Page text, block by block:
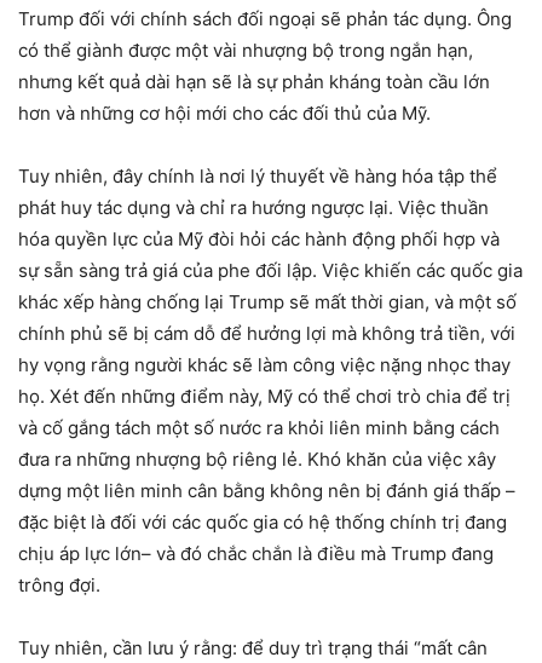
Trump đối với chính sách đối ngoại sẽ phản tác dụng. Ông
có thể giành được một vài nhượng bộ trong ngắn hạn,
nhưng kết quả dài hạn sẽ là sự phản kháng toàn cầu lớn
hơn và những cơ hội mới cho các đối thủ của Mỹ.
Tuy nhiên, đây chính là nơi lý thuyết về hàng hóa tập thể
phát huy tác dụng và chỉ ra hướng ngược lại. Việc thuần
hóa quyền lực của Mỹ đòi hỏi các hành động phối hợp và
sự sẵn sàng trả giá của phe đối lập. Việc khiến các quốc gia
khác xếp hàng chống lại Trump sẽ mất thời gian, và một số
chính phủ sẽ bị cám dỗ để hưởng lợi mà không trả tiền, với
hy vọng rằng người khác sẽ làm công việc nặng nhọc thay
họ. Xét đến những điểm này, Mỹ có thể chơi trò chia để trị
và cố gắng tách một số nước ra khỏi liên minh bằng cách
đưa ra những nhượng bộ riêng lẻ. Khó khăn của việc xây
dựng một liên minh cân bằng không nên bị đánh giá thấp –
đặc biệt là đối với các quốc gia có hệ thống chính trị đang
chịu áp lực lớn– và đó chắc chắn là điều mà Trump đang
trông đợi.
Tuy nhiên, cần lưu ý rằng: để duy trì trạng thái “mất cân